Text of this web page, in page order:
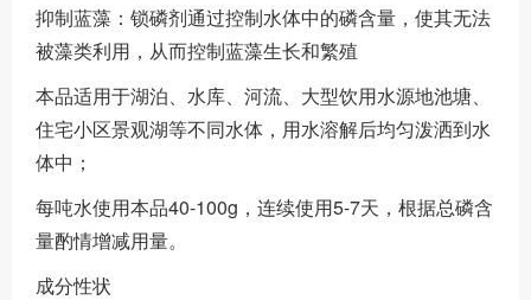
抑制蓝藻：锁磷剂通过控制水体中的磷含量，使其无法
被藻类利用，从而控制蓝藻生长和繁殖
本品适用于湖泊、水库、河流、大型饮用水源地池塘、
住宅小区景观湖等不同水体，用水溶解后均匀泼洒到水
体中；
每吨水使用本品40-100g，连续使用5-7天，根据总磷含
量酌情增减用量。
成分性状